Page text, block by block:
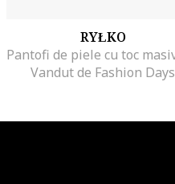
RYŁKO
Vandut de Fashion Days